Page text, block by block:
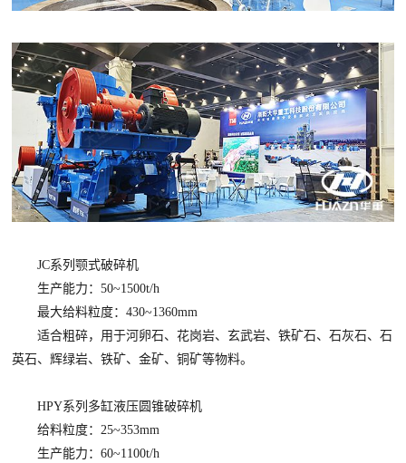
JC系列颚式破碎机
生产能力：50~1500t/h
最大给料粒度：430~1360mm
适合粗碎，用于河卵石、花岗岩、玄武岩、铁矿石、石灰石、石
英石、辉绿岩、铁矿、金矿、铜矿等物料。
HPY系列多缸液压圆锥破碎机
给料粒度：25~353mm
生产能力：60~1100t/h